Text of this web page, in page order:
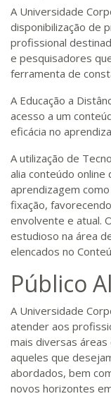
A Universidade
disponibilização de
profissional
e pesquisadores
ferramenta de
A Educação a
acesso a um
eficácia no
A utilização de
alia conteúdo
aprendizagem
fixação,
envolvente e atual.
estudioso na área
elencados no
Público
A Universidade
atender aos
mais diversas
aqueles que
abordados, bem
novos horizontes